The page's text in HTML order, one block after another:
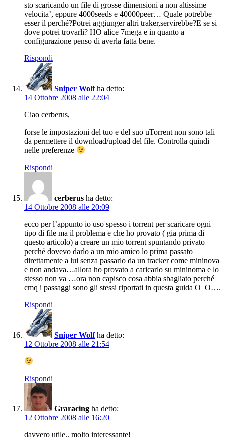
sto scaricando un file di grosse dimensioni a non altissime
velocita’, eppure 4000seeds e 40000peer… Quale potrebbe
esser il perché?Potrei aggiunger altri traker,servirebbe?E se si
dove potrei trovarli? HO alice 7mega e in quanto a
configurazione penso di averla fatta bene.
Rispondi
Sniper Wolf ha detto:
14 Ottobre 2008 alle 22:04
Ciao cerberus,
forse le impostazioni del tuo e del suo uTorrent non sono tali
da permettere il download/upload del file. Controlla quindi
nelle preferenze
Rispondi
cerberus ha detto:
14 Ottobre 2008 alle 20:09
ecco per l’appunto io uso spesso i torrent per scaricare ogni
tipo di file ma il problema e che ho provato ( gia prima di
questo articolo) a creare un mio torrent spuntando privato
perché dovevo darlo a un mio amico lo prima passato
direttamente a lui senza passarlo da un tracker come mininova
e non andava…allora ho provato a caricarlo su mininoma e lo
stesso non va …ora non capisco cosa abbia sbagliato perché
cmq i passaggi sono gli stessi riportati in questa guida O_O….
Rispondi
Sniper Wolf ha detto:
12 Ottobre 2008 alle 21:54
Rispondi
Graracing ha detto:
12 Ottobre 2008 alle 16:20
davvero utile.. molto interessante!